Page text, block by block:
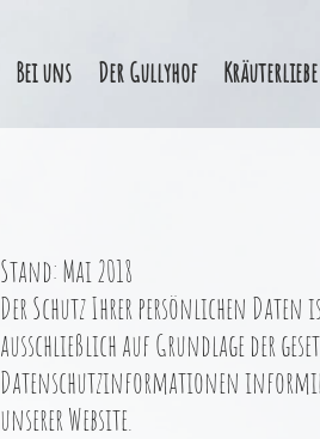
Bei uns Der Gullyhof Kräuterliebe
Stand: Mai 2018
Der Schutz Ihrer persönlichen Daten
ausschließlich auf Grundlage der
Datenschutzinformationen
unserer Website.